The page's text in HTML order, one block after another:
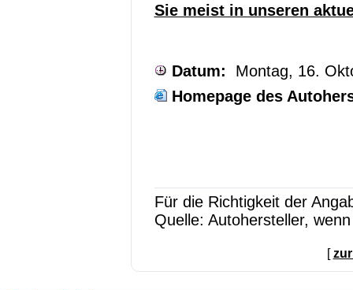
Sie meist in unseren
Datum: Montag, 16.
Homepage des
Für die Richtigkeit der
Quelle: Autohersteller,
[